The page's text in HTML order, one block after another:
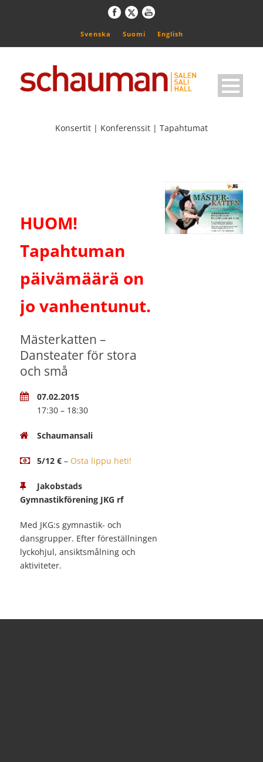
Svenska Suomi English
Konsertit | Konferenssit | Tapahtumat
HUOM!
Tapahtuman
päivämäärä on
jo vanhentunut.
Mästerkatten –
Dansteater för stora
och små
07.02.2015
17:30 – 18:30
Schaumansali
5/12 € – Osta lippu heti!
Jakobstads
Gymnastikförening JKG rf
Med JKG:s gymnastik- och
dansgrupper. Efter föreställningen
lyckohjul, ansiktsmålning och
aktiviteter.